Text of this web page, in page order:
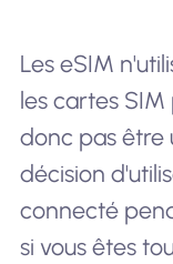
Les eSIM
les cartes
donc pas être
décision
connecté
si vous êtes